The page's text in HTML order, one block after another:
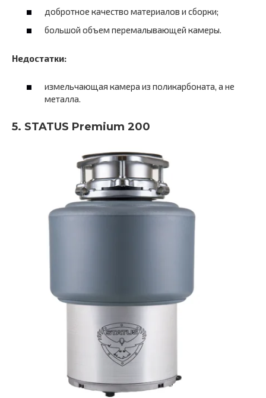
добротное качество материалов и сборки;
большой объем перемалывающей камеры.
Недостатки:
измельчающая камера из поликарбоната, а не
металла.
5. STATUS Premium 200